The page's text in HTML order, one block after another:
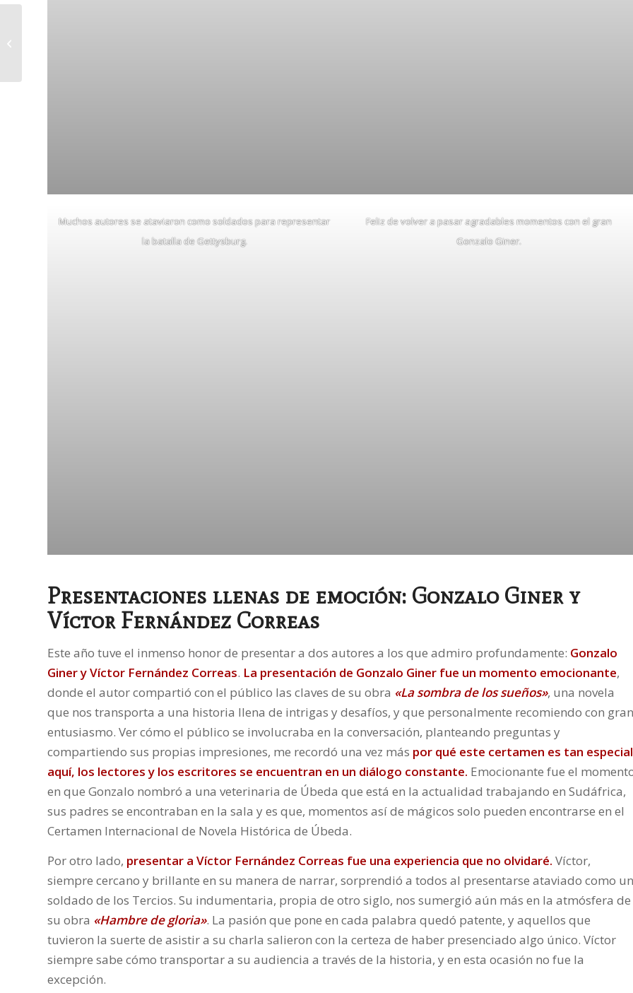
Muchos autores se ataviaron como soldados para representar
la batalla de Gettysburg.
Feliz de volver a pasar agradables momentos con el gran
Gonzalo Giner.
Presentaciones llenas de emoción: Gonzalo Giner y
Víctor Fernández Correas
Este año tuve el inmenso honor de presentar a dos autores a los que admiro profundamente: Gonzalo
GineryVíctor Fernández Correas. La presentación de Gonzalo Giner fue un momento emocionante,
donde el autor compartió con el público las claves de su obra «La sombra de los sueños», una novela
que nos transporta a una historia llena de intrigas y desafíos, y que personalmente recomiendo con gran
entusiasmo. Ver cómo el público se involucraba en la conversación, planteando preguntas y
compartiendo sus propias impresiones, me recordó una vez más por qué este certamen es tan
aquí, los lectores y los escritores se encuentran en un diálogo constante. Emocionante fue el
en que Gonzalo nombró a una veterinaria de Úbeda que está en la actualidad trabajando en Sudáfrica,
sus padres se encontraban en la sala y es que, momentos así de mágicos solo pueden encontrarse en el
Certamen Internacional de Novela Histórica de Úbeda.
Por otro lado, presentar a Víctor Fernández Correas fue una experiencia que no olvidaré. Víctor,
siempre cercano y brillante en su manera de narrar, sorprendió a todos al presentarse ataviado como un
soldado de los Tercios. Su indumentaria, propia de otro siglo, nos sumergió aún más en la atmósfera de
su obra «Hambre de gloria». La pasión que pone en cada palabra quedó patente, y aquellos que
tuvieron la suerte de asistir a su charla salieron con la certeza de haber presenciado algo único. Víctor
siempre sabe cómo transportar a su audiencia a través de la historia, y en esta ocasión no fue la
excepción.